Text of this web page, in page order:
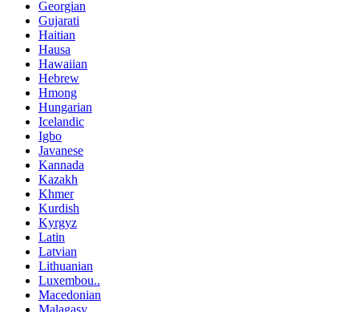
Georgian
Gujarati
Haitian
Hausa
Hawaiian
Hebrew
Hmong
Hungarian
Icelandic
Igbo
Javanese
Kannada
Kazakh
Khmer
Kurdish
Kyrgyz
Latin
Latvian
Lithuanian
Luxembou..
Macedonian